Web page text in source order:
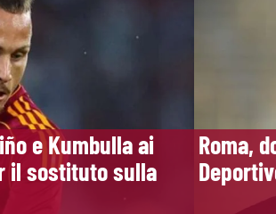
e Kumbulla ai
il sostituto sulla
Roma,